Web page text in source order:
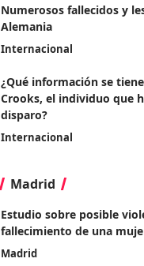
Numerosos fallecidos y
Alemania
Internacional
¿Qué información se
Crooks, el individuo que
disparo?
Internacional
Madrid
Estudio sobre posible
fallecimiento de una
Madrid